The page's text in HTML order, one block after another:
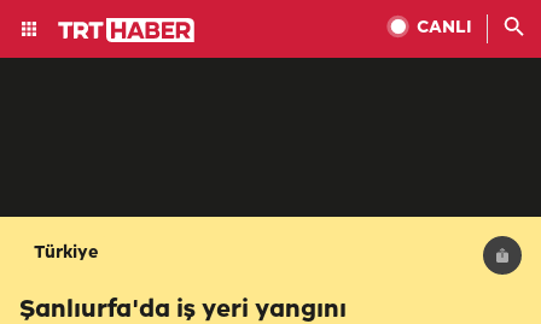
CANLI
Türkiye
Şanlıurfa'da iş yeri yangını